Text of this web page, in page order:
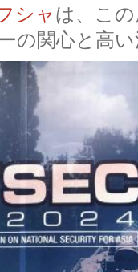
シャ は、こ
関心と高い